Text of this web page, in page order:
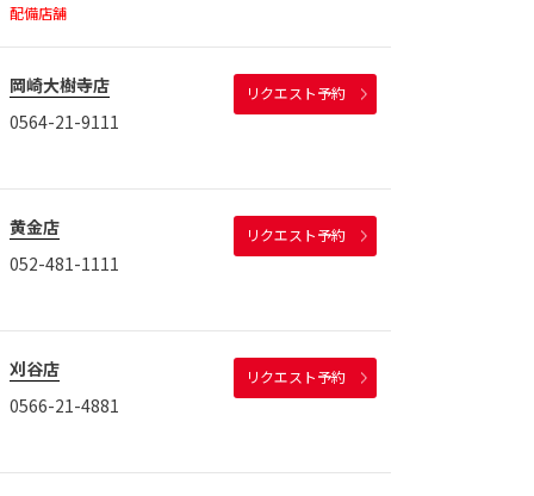
配備店舗
岡崎大樹寺店
0564-21-9111
リクエスト予約
黄金店
052-481-1111
リクエスト予約
刈谷店
0566-21-4881
リクエスト予約